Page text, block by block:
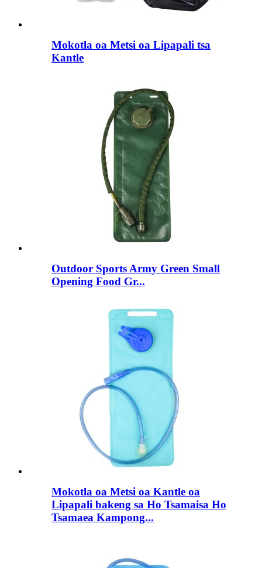
Mokotla oa Metsi oa Lipapali tsa
Kantle
Outdoor Sports Army Green Small
Opening Food Gr...
Mokotla oa Metsi oa Kantle oa
Lipapali bakeng sa Ho Tsamaisa Ho
Tsamaea Kampong...